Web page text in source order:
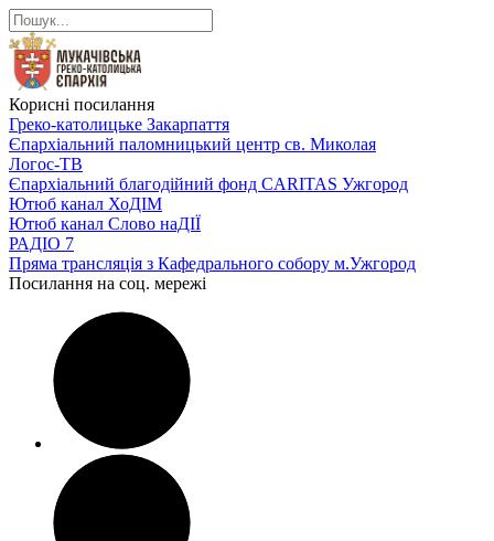
Корисні посилання
Греко-католицьке Закарпаття
Єпархіальний паломницький центр св. Миколая
Логос-ТВ
Єпархіальний благодійний фонд CARITAS Ужгород
Ютюб канал ХоДІМ
Ютюб канал Слово наДІЇ
РАДІО 7
Пряма трансляція з Кафедрального собору м.Ужгород
Посилання на соц. мережі